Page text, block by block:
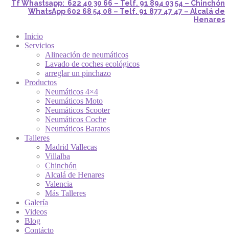
Tf Whastsapp: 622 40 30 66 – Telf. 91 894 03 54 – Chinchón
WhatsApp 602 68 54 08 – Telf. 91 877 47 47 – Alcalá de
Henares
Inicio
Servicios
Alineación de neumáticos
Lavado de coches ecológicos
arreglar un pinchazo
Productos
Neumáticos 4×4
Neumáticos Moto
Neumáticos Scooter
Neumáticos Coche
Neumáticos Baratos
Talleres
Madrid Vallecas
Villalba
Chinchón
Alcalá de Henares
Valencia
Más Talleres
Galería
Videos
Blog
Contácto